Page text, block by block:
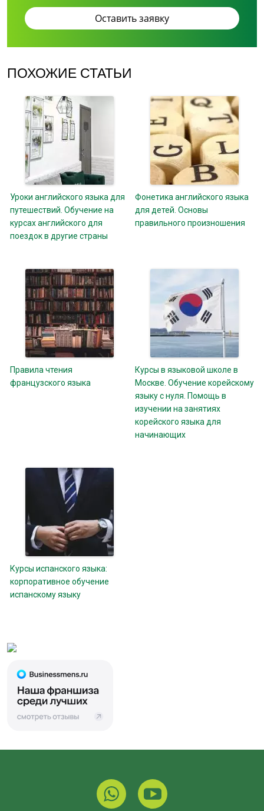
ПОХОЖИЕ СТАТЬИ
Уроки английского языка для
путешествий. Обучение на
курсах английского для
поездок в другие страны
Фонетика английского языка
для детей. Основы
правильного произношения
Правила чтения
французского языка
Курсы в языковой школе в
Москве. Обучение корейскому
языку с нуля. Помощь в
изучении на занятиях
корейского языка для
начинающих
Курсы испанского языка:
корпоративное обучение
испанскому языку